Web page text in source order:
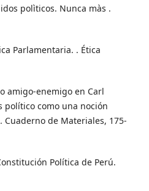
polìticos. Nunca màs .
Parlamentaria. . Ética
amigo-enemigo en Carl
político como una noción
de Materiales, 175-
Política de Perú.